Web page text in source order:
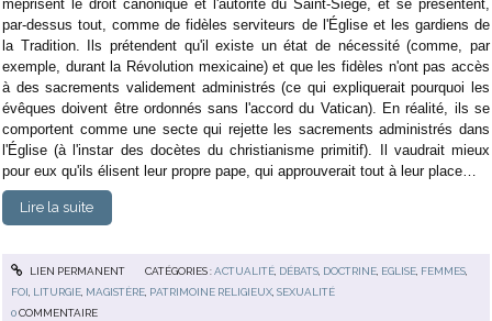
méprisent le droit canonique et l'autorité du Saint-Siège, et se présentent,
par-dessus tout, comme de fidèles serviteurs de l'Église et les gardiens de
la Tradition. Ils prétendent qu'il existe un état de nécessité (comme, par
exemple, durant la Révolution mexicaine) et que les fidèles n'ont pas accès
à des sacrements validement administrés (ce qui expliquerait pourquoi les
évêques doivent être ordonnés sans l'accord du Vatican). En réalité, ils se
comportent comme une secte qui rejette les sacrements administrés dans
l'Église (à l'instar des docètes du christianisme primitif). Il vaudrait mieux
pour eux qu'ils élisent leur propre pape, qui approuverait tout à leur place…
Lire la suite
LIEN PERMANENT CATÉGORIES :ACTUALITÉ, DÉBATS, DOCTRINE, EGLISE, FEMMES,
FOI LITURGIE MAGISTÈRE PATRIMOINE RELIGIEUX ,SEXUALITÉ
0COMMENTAIRE